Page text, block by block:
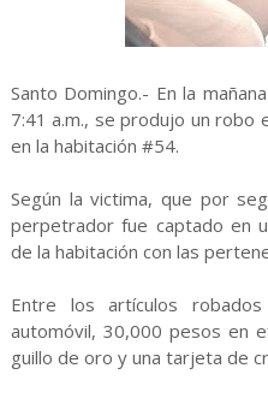
Santo Domingo.- En la
7:41 a.m., se produjo un robo
en la habitación #54.
Según la victima, que por
perpetrador fue captado en
de la habitación con las
Entre los artículos
automóvil, 30,000 pesos en
guillo de oro y una tarjeta de